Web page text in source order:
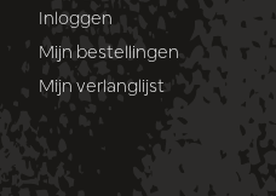
Inloggen
Mijn bestellingen
Mijn verlanglijst